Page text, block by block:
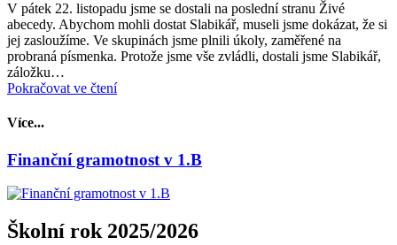
V pátek 22. listopadu jsme se dostali na poslední stranu Živé
abecedy. Abychom mohli dostat Slabikář, museli jsme dokázat, že si
jej zasloužíme. Ve skupinách jsme plnili úkoly, zaměřené na
probraná písmenka. Protože jsme vše zvládli, dostali jsme Slabikář,
záložku…
Pokračovat ve čtení
Více...
Finanční gramotnost v 1.B
Školní rok 2025/2026